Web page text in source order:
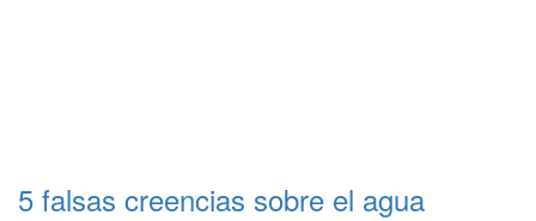
5 falsas creencias sobre el agua